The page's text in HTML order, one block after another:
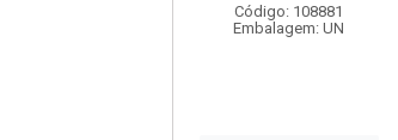
Código: 108881
Embalagem: UN